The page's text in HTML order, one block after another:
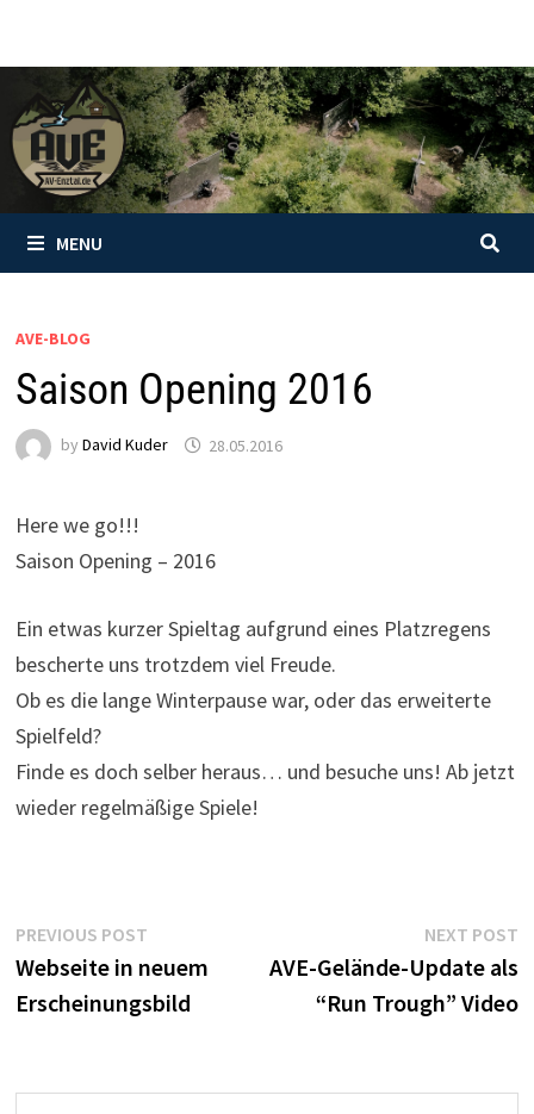
content
MENU
AVE-BLOG
Saison Opening 2016
by David Kuder 28.05.2016
Here we go!!!
Saison Opening – 2016
Ein etwas kurzer Spieltag aufgrund eines Platzregens
bescherte uns trotzdem viel Freude.
Ob es die lange Winterpause war, oder das erweiterte
Spielfeld?
Finde es doch selber heraus… und besuche uns! Ab jetzt
wieder regelmäßige Spiele!
Post
navigation
PREVIOUS POSTPrevious
post:
Webseite in neuem
Erscheinungsbild
NEXT POST
AVE-Gelände-Update als
“Run Trough” Video